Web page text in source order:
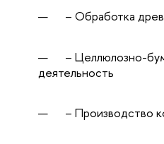
– Обработка
– Целлюлозно-
деятельность
– Производство